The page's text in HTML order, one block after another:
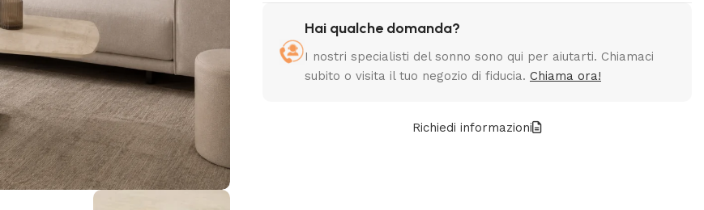
Hai qualche domanda?
I nostri specialisti del sonno sono qui per aiutarti. Chiamaci
subito o visita il tuo negozio di fiducia. Chiama ora!
Richiedi informazioni